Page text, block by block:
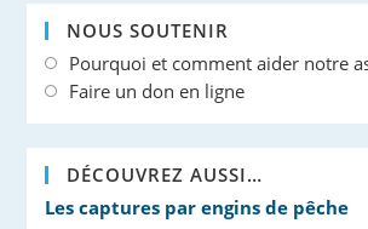
NOUS SOUTENIR
Pourquoi et comment aider notre
Faire un don en ligne
DÉCOUVREZ AUSSI…
Les captures par engins de pêche